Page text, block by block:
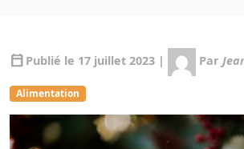
calendar_today Publié le 17 juillet 2023 | Par
Alimentation